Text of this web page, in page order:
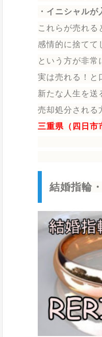
・イニシャル
これらが売れる
感情的に捨てて
という方が非常
実は売れる！と
新たな人生を送
売却処分される
三重県（四日市
結婚指輪